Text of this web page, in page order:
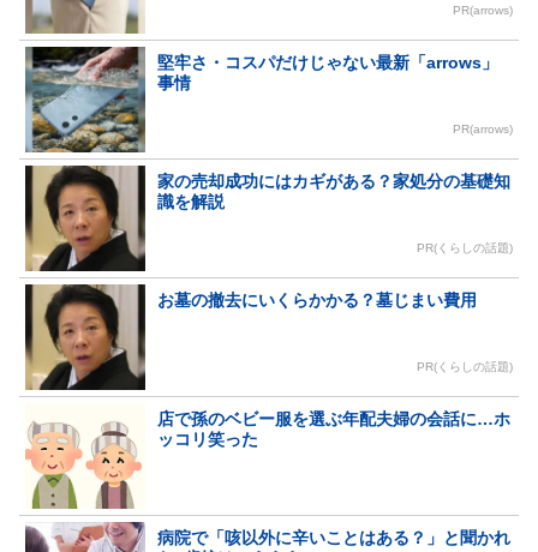
PR(arrows)
堅牢さ・コスパだけじゃない最新「arrows」
事情
PR(arrows)
家の売却成功にはカギがある？家処分の基礎知
識を解説
PR(くらしの話題)
お墓の撤去にいくらかかる？墓じまい費用
PR(くらしの話題)
店で孫のベビー服を選ぶ年配夫婦の会話に…ホ
ッコリ笑った
病院で「咳以外に辛いことはある？」と聞かれ